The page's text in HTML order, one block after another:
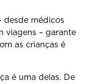
desde médicos
viagens – garante
as crianças é
é uma delas. De